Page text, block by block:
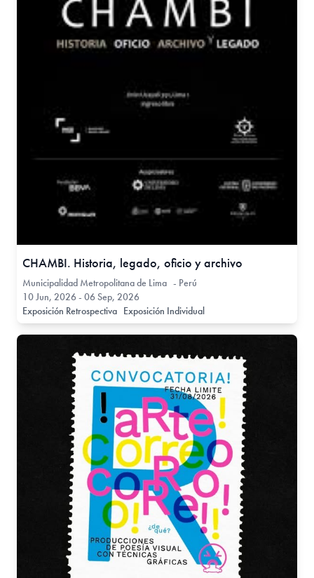
CHAMBI. Historia, legado, oficio y archivo
Municipalidad Metropolitana de Lima - Perú
10 Jun, 2026 - 06 Sep, 2026
Exposición Retrospectiva Exposición Individual